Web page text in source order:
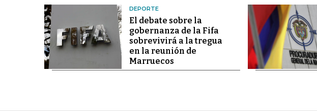
DEPORTE
El debate sobre la
gobernanza de la Fifa
sobrevivirá a la tregua
en la reunión de
Marruecos